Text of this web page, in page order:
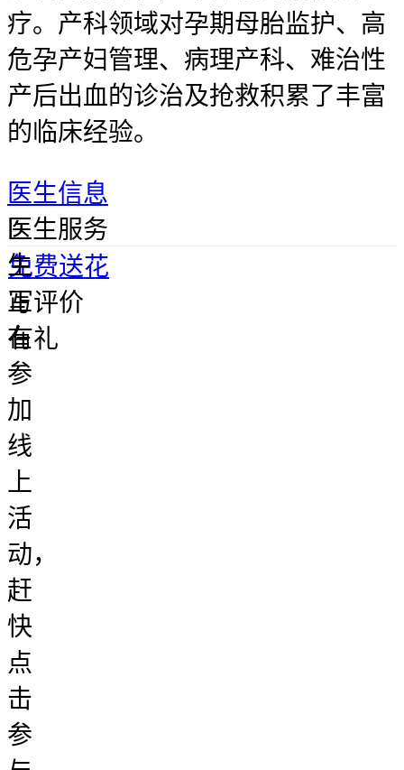
疗。产科领域对孕期母胎监护、高
危孕产妇管理、病理产科、难治性
产后出血的诊治及抢救积累了丰富
的临床经验。
医生信息
医
生
正
在
参
加
线
上
活
动，
赶
快
点
击
参
医生服务
免费送花
写评价
有礼